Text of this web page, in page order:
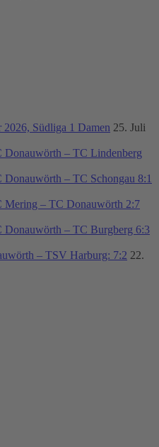
2026, Südliga 1 Damen 25. Juli
Donauwörth – TC Lindenberg
– TC Schongau 8:1
Mering – TC Donauwörth 2:7
Donauwörth – TC Burgberg 6:3
– TSV Harburg: 7:2 22.